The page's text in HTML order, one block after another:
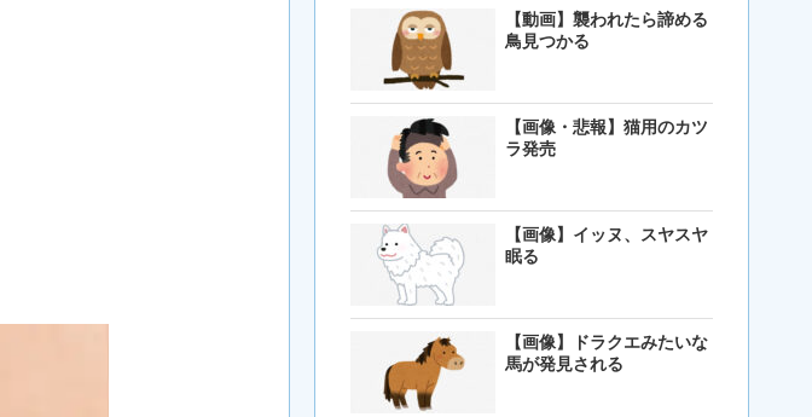
【動画】襲われたら諦める
鳥見つかる
【画像・悲報】猫用のカツ
ラ発売
【画像】イッヌ、スヤスヤ
眠る
【画像】ドラクエみたいな
馬が発見される